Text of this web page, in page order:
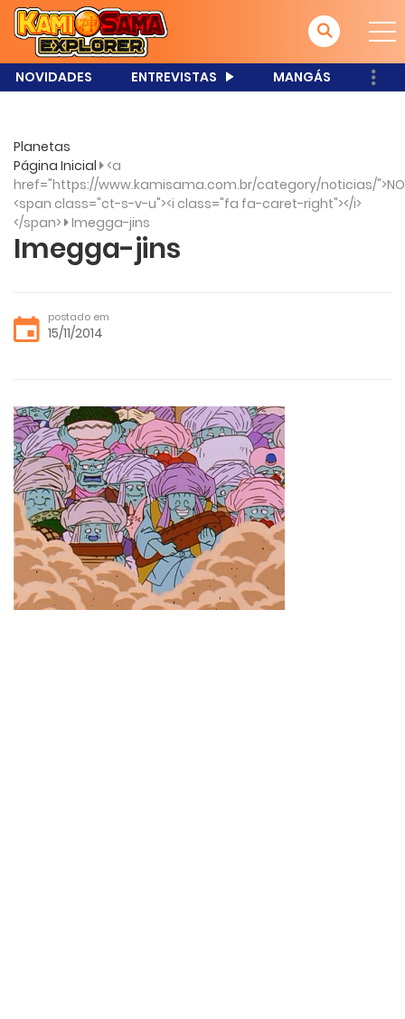
NOVIDADES ENTREVISTAS MANGÁS
Planetas
Página Inicial <a
href="https://www.kamisama.com.br/category/noticias/
<span class="ct-s-v-u"><i class="fa fa-caret-right"></i>
</span> Imegga-jins
Imegga-jins
postado em
15/11/2014